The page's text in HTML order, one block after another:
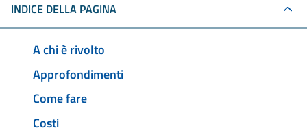
INDICE DELLA PAGINA
A chi è rivolto
Approfondimenti
Come fare
Costi